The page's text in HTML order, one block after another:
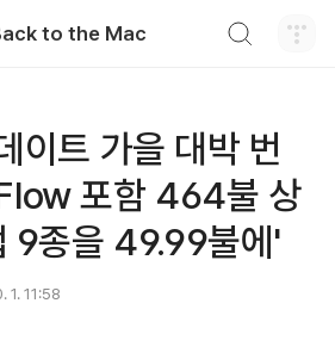
to the Mac
이트 가을 대박 번
포함 464불 상
9종을 49.99불에'
1. 11:58